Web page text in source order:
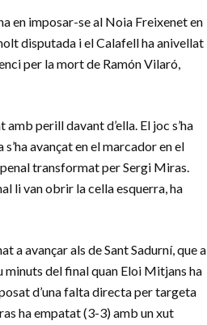
en imposar-se al Noia Freixenet en
disputada i el Calafell ha anivellat
per la mort de Ramón Vilaró,
perill davant d’ella. El joc s’ha
avançat en el marcador en el
transformat per Sergi Miras.
li van obrir la cella esquerra, ha
a avançar als de Sant Sadurní, que a
minuts del final quan Eloi Mitjans ha
d’una falta directa per targeta
ha empatat (3-3) amb un xut